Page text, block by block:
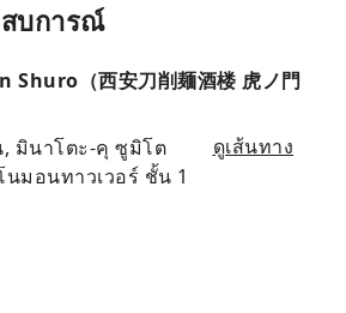
บการณ์
（西安刀削麺酒楼 虎ノ門
มินาโตะ-คุ ซูมิโต
มอนทาวเวอร์ ชั้น 1
ดูเส้นทาง